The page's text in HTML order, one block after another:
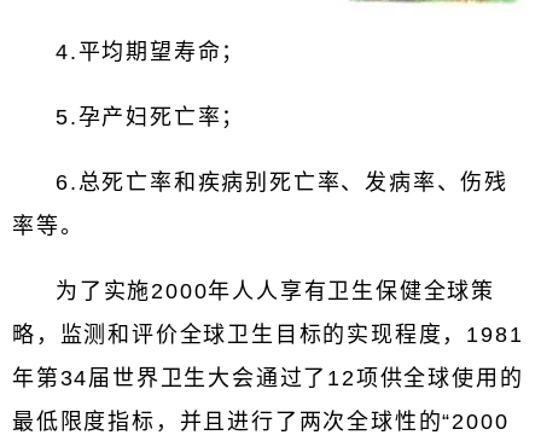
4.平均期望寿命；
5.孕产妇死亡率；
6.总死亡率和疾病别死亡率、发病率、伤残
率等。
为了实施2000年人人享有卫生保健全球策
略，监测和评价全球卫生目标的实现程度，1981
年第34届世界卫生大会通过了12项供全球使用的
最低限度指标，并且进行了两次全球性的“2000